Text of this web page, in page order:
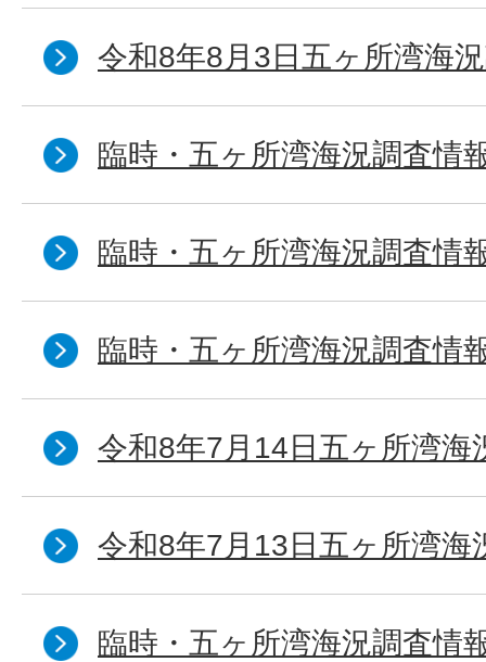
令和8年8月3日五ヶ所湾海
臨時・五ヶ所湾海況調査情
臨時・五ヶ所湾海況調査情
臨時・五ヶ所湾海況調査情
令和8年7月14日五ヶ所湾海
令和8年7月13日五ヶ所湾海
臨時・五ヶ所湾海況調査情